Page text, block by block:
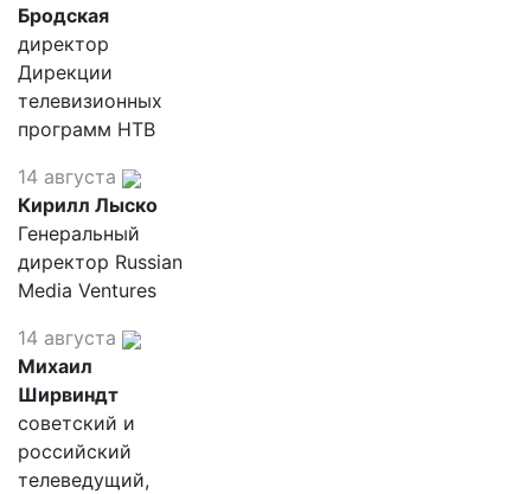
Бродская
директор
Дирекции
телевизионных
программ НТВ
14 августа
Кирилл Лыско
Генеральный
директор Russian
Media Ventures
14 августа
Михаил
Ширвиндт
советский и
российский
телеведущий,